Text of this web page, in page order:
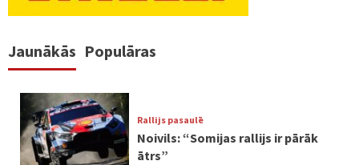
Jaunākās Populāras
Rallijs pasaulē
Noivils: “Somijas rallijs ir pārāk
ātrs”